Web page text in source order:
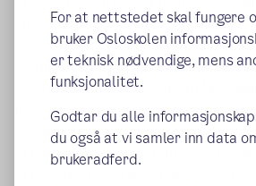
For at nettstedet skal fungere
bruker Osloskolen
er teknisk nødvendige, mens
funksjonalitet.
Godtar du alle
du også at vi samler inn data
brukeradferd.
om gangen.
Gjennom lesing kan barna, i tillegg til
leseteknikken, styrke sin
horisont, sin empati og utvikle et
lesekunsten.
Vi beholder leksehjelptilbudet på